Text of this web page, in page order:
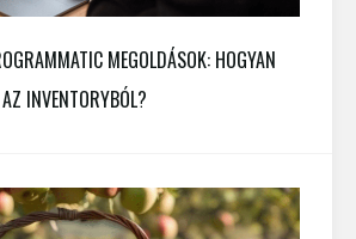
MEGOLDÁSOK: HOGYAN
INVENTORYBÓL?